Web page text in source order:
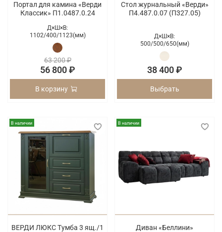
Портал для камина «Верди
Классик» П1.0487.0.24
Д×Ш×В:
1102/400/1123(мм)
63 200 ₽
56 800 ₽
В корзину
Стол журнальный «Верди»
П4.487.0.07 (П327.05)
Д×Ш×В:
500/500/650(мм)
38 400 ₽
Выбрать
В наличии
ВЕРДИ ЛЮКС Тумба 3 ящ./1
В наличии
Диван «Беллини»